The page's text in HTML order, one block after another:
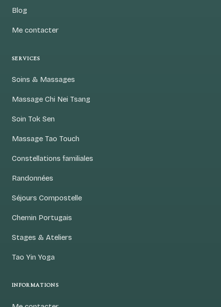
Blog
Me contacter
SERVICES
Soins & Massages
Massage Chi Nei Tsang
Soin Tok Sen
Massage Tao Touch
Constellations familiales
Randonnées
Séjours Compostelle
Chemin Portugais
Stages & Ateliers
Tao Yin Yoga
INFORMATIONS